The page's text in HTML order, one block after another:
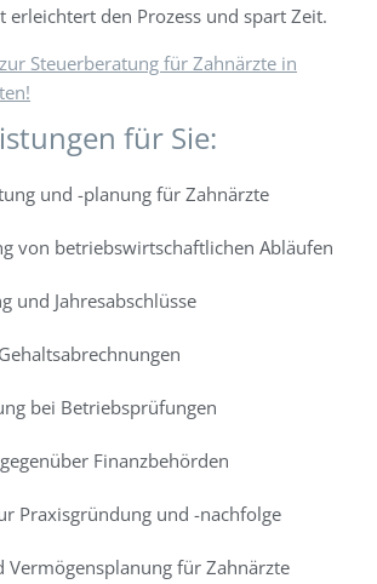
erleichtert den Prozess und spart Zeit.
Steuerberatung für Zahnärzte in
für Sie:
und -planung für Zahnärzte
von betriebswirtschaftlichen Abläufen
und Jahresabschlüsse
bei Betriebsprüfungen
Finanzbehörden
Praxisgründung und -nachfolge
Vermögensplanung für Zahnärzte